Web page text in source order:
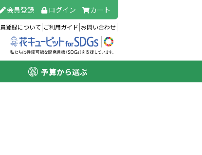
会員登録 ログイン カート
登録について ご利用ガイド お問い合わせ
予算から選ぶ